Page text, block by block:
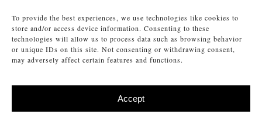
To provide the best experiences, we use technologies like cookies to
store and/or access device information. Consenting to these
technologies will allow us to process data such as browsing behavior
or unique IDs on this site. Not consenting or withdrawing consent,
may adversely affect certain features and functions.
Accept
410 Evernia St., #111, West Palm Beach, FL 33401
soflo@barbersurgeonsguild.com
(561) 448-4772